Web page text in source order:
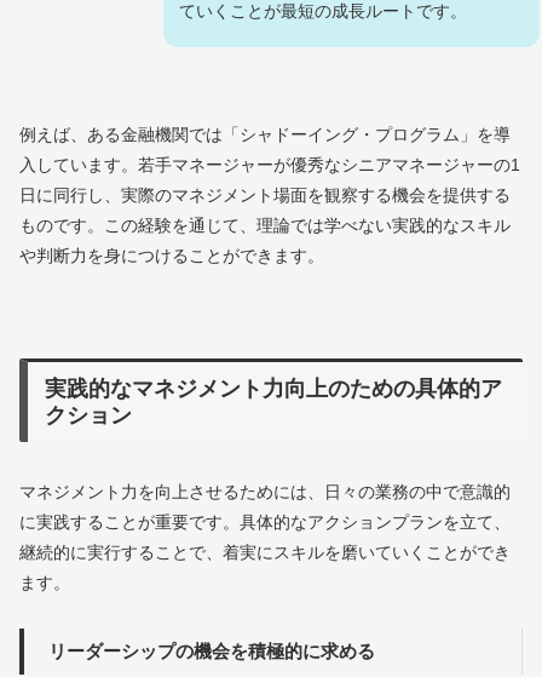
ていくことが最短の成長ルートです。
例えば、ある金融機関では「シャドーイング・プログラム」を導
入しています。若手マネージャーが優秀なシニアマネージャーの1
日に同行し、実際のマネジメント場面を観察する機会を提供する
ものです。この経験を通じて、理論では学べない実践的なスキル
や判断力を身につけることができます。
実践的なマネジメント力向上のための具体的ア
クション
マネジメント力を向上させるためには、日々の業務の中で意識的
に実践することが重要です。具体的なアクションプランを立て、
継続的に実行することで、着実にスキルを磨いていくことができ
ます。
リーダーシップの機会を積極的に求める